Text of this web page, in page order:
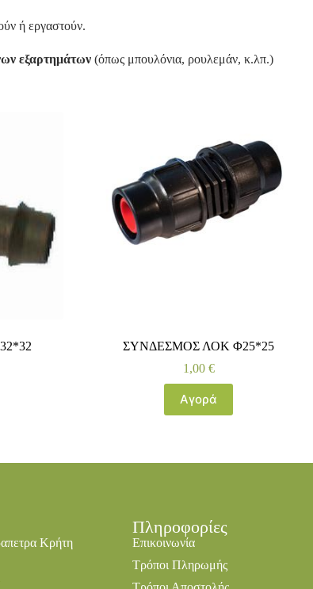
ή εργαστούν.
εξαρτημάτων (όπως μπουλόνια, ρουλεμάν, κ.λπ.)
ΣΥΝΔΕΣΜΟΣ ΛΟΚ Φ25*25
1,00 €
Αγορά
Κρήτη
Πληροφορίες
Επικοινωνία
Τρόποι Πληρωμής